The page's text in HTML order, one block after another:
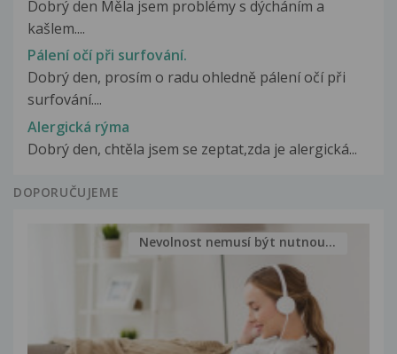
Dobrý den Měla jsem problémy s dýcháním a
kašlem....
Pálení očí při surfování.
Dobrý den, prosím o radu ohledně pálení očí při
surfování....
Alergická rýma
Dobrý den, chtěla jsem se zeptat,zda je alergická...
DOPORUČUJEME
Nevolnost nemusí být nutnou...